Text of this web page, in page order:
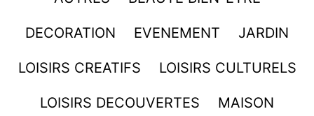
DECORATION EVENEMENT JARDIN
LOISIRS CREATIFS LOISIRS CULTURELS
LOISIRS DECOUVERTES MAISON